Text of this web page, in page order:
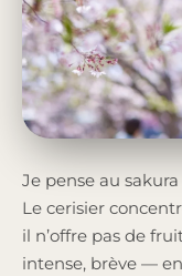
Je pense au
Le cerisier
il n’offre pas de
intense, brève —